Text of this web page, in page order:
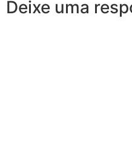
Deixe uma